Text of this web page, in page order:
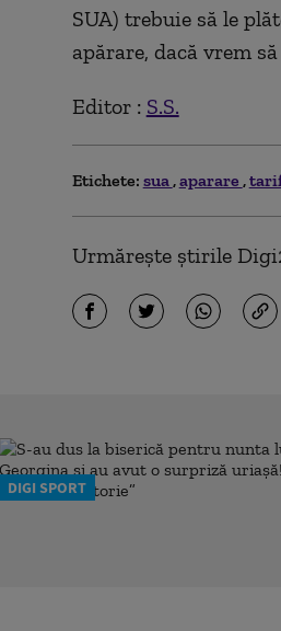
SUA) trebuie să le
apărare, dacă vrem
Editor : S.S.
Etichete: sua aparare
Urmărește știrile
DIGI SPORT